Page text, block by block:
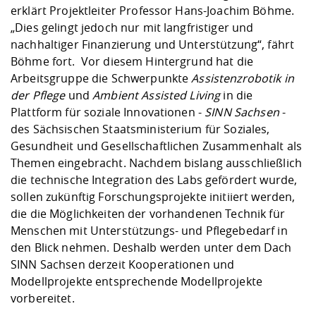
erklärt Projektleiter Professor Hans-Joachim Böhme.
„Dies gelingt jedoch nur mit langfristiger und
nachhaltiger Finanzierung und Unterstützung“, fährt
Böhme fort. Vor diesem Hintergrund hat die
Arbeitsgruppe die SchwerpunkteAssistenzrobotik in
der PflegeundAmbient Assisted Livingin die
Plattform für soziale Innovationen - SINN Sachsen-
des Sächsischen Staatsministerium für Soziales,
Gesundheit und Gesellschaftlichen Zusammenhalt als
Themen eingebracht. Nachdem bislang ausschließlich
die technische Integration des Labs gefördert wurde,
sollen zukünftig Forschungsprojekte initiiert werden,
die die Möglichkeiten der vorhandenen Technik für
Menschen mit Unterstützungs- und Pflegebedarf in
den Blick nehmen. Deshalb werden unter dem Dach
SINN Sachsen derzeit Kooperationen und
Modellprojekte entsprechende Modellprojekte
vorbereitet.